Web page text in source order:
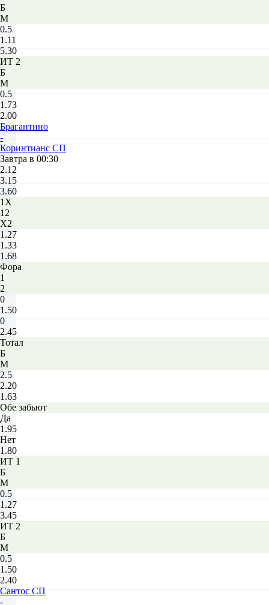
Б
М
0.5
1.11
5.30
ИТ 2
Б
М
0.5
1.73
2.00
Брагантино
-
Коринтианс СП
Завтра в 00:30
2.12
3.15
3.60
1X
12
X2
1.27
1.33
1.68
Фора
1
2
0
1.50
0
2.45
Тотал
Б
М
2.5
2.20
1.63
Обе забьют
Да
1.95
Нет
1.80
ИТ 1
Б
М
0.5
1.27
3.45
ИТ 2
Б
М
0.5
1.50
2.40
Сантос СП
-